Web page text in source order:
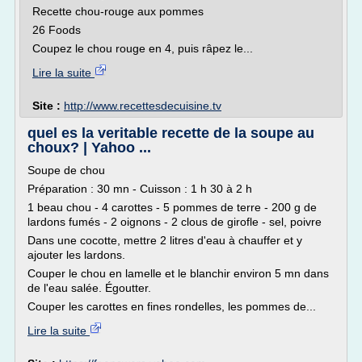
Recette chou-rouge aux pommes
26 Foods
Coupez le chou rouge en 4, puis râpez le...
Lire la suite
Site : http://www.recettesdecuisine.tv
quel es la veritable recette de la soupe au
choux? | Yahoo ...
Soupe de chou
Préparation : 30 mn - Cuisson : 1 h 30 à 2 h
1 beau chou - 4 carottes - 5 pommes de terre - 200 g de
lardons fumés - 2 oignons - 2 clous de girofle - sel, poivre
Dans une cocotte, mettre 2 litres d'eau à chauffer et y
ajouter les lardons.
Couper le chou en lamelle et le blanchir environ 5 mn dans
de l'eau salée. Égoutter.
Couper les carottes en fines rondelles, les pommes de...
Lire la suite